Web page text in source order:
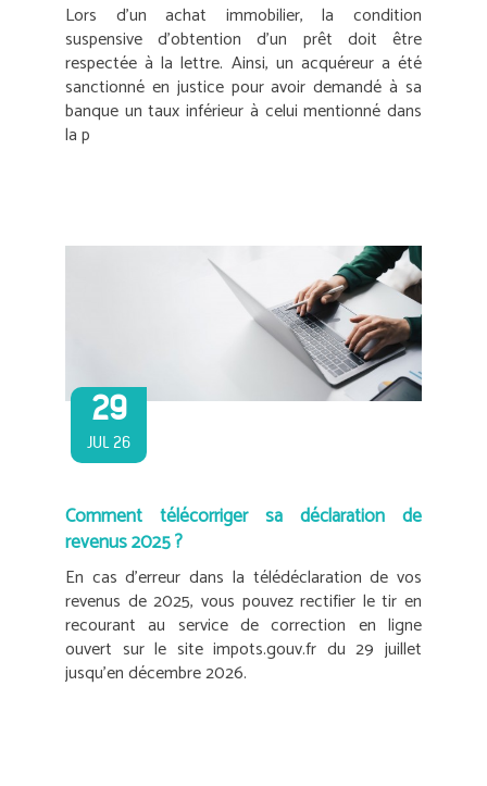
Lors d’un achat immobilier, la condition
suspensive d’obtention d’un prêt doit être
respectée à la lettre. Ainsi, un acquéreur a été
sanctionné en justice pour avoir demandé à sa
banque un taux inférieur à celui mentionné dans
la p
29
JUL 26
Comment télécorriger sa déclaration de
revenus 2025 ?
En cas d’erreur dans la télédéclaration de vos
revenus de 2025, vous pouvez rectifier le tir en
recourant au service de correction en ligne
ouvert sur le site impots.gouv.fr du 29 juillet
jusqu’en décembre 2026.